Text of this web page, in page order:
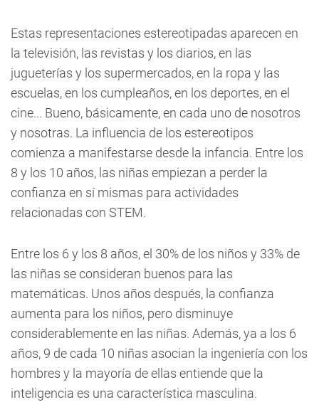
Estas representaciones estereotipadas aparecen en
la televisión, las revistas y los diarios, en las
jugueterías y los supermercados, en la ropa y las
escuelas, en los cumpleaños, en los deportes, en el
cine... Bueno, básicamente, en cada uno de nosotros
y nosotras. La influencia de los estereotipos
comienza a manifestarse desde la infancia. Entre los
8 y los 10 años, las niñas empiezan a perder la
confianza en sí mismas para actividades
relacionadas con STEM.
Entre los 6 y los 8 años, el 30% de los niños y 33% de
las niñas se consideran buenos para las
matemáticas. Unos años después, la confianza
aumenta para los niños, pero disminuye
considerablemente en las niñas. Además, ya a los 6
años, 9 de cada 10 niñas asocian la ingeniería con los
hombres y la mayoría de ellas entiende que la
inteligencia es una característica masculina.